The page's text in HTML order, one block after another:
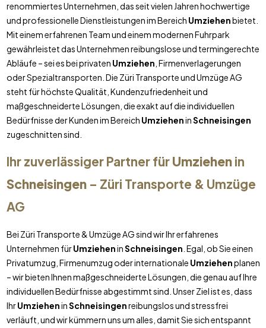
renommiertes Unternehmen, das seit vielen Jahren hochwertige
und professionelle Dienstleistungen im Bereich Umziehenbietet.
Mit einem erfahrenen Team und einem modernen Fuhrpark
gewährleistet das Unternehmen reibungslose und termingerechte
Abläufe – sei es bei privaten Umziehen , Firmenverlagerungen
oder Spezialtransporten. Die Züri Transporte und Umzüge AG
steht für höchste Qualität, Kundenzufriedenheit und
maßgeschneiderte Lösungen, die exakt auf die individuellen
Bedürfnisse der Kunden im Bereich UmzieheninSchneisingen
zugeschnitten sind.
Ihr zuverlässiger Partner fürUmziehenin
Schneisingen– Züri Transporte & Umzüge
AG
Bei Züri Transporte & Umzüge AG sind wir Ihr erfahrenes
Unternehmen fürUmzieheninSchneisingen . Egal, ob Sie einen
Privatumzug, Firmenumzug oder internationale Umziehenplanen
– wir bieten Ihnen maßgeschneiderte Lösungen, die genau auf Ihre
individuellen Bedürfnisse abgestimmt sind. Unser Ziel ist es, dass
IhrUmzieheninSchneisingenreibungslos und stressfrei
verläuft, und wir kümmern uns um alles, damit Sie sich entspannt